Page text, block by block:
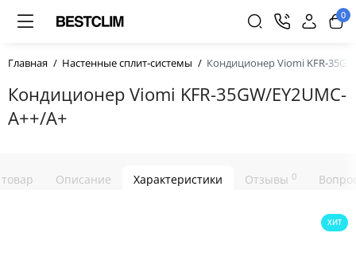
0
Главная Настенные сплит-системы Кондиционер Viomi KFR-
Кондиционер Viomi KFR-35GW/EY2UMC-
A++/A+
Описание Характеристики Отзывы 0
ХИТ